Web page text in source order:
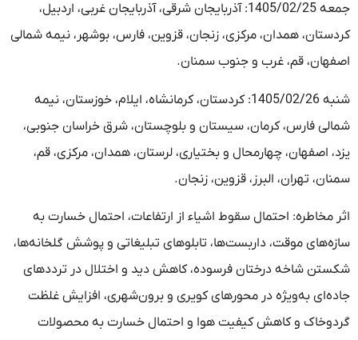
جمعه 1405/02/25: آذربایجان شرقی، آذربایجان غربی، اردبیل،
کردستان، همدان، مرکزی، زنجان، قزوین، فارس، بوشهر، نیمه شمالی
اصفهان، قم، غرب و جنوب سمنان.
شنبه 1405/02/26: کردستان، کرمانشاه، ایلام، خوزستان، نیمه
شمالی فارس، کرمان، سیستان و بلوچستان، شرق خراسان جنوبی،
یزد، اصفهان، چهارمحال و بختیاری، لرستان، همدان، مرکزی، قم،
سمنان، تهران، البرز، قزوین، زنجان.
اثر مخاطره: احتمال سقوط اشیاء از ارتفاعات، احتمال خسارت به
سازه‌های موقت، داربست‌ها، تابلوهای تبلیغاتی و پوشش گلخانه‌ها،
شکستن شاخه درختان فرسوده، کاهش دید و اختلال در ترددهای
جاده‌ای به‌ویژه در محورهای کویری و برون‌شهری، افزایش غلظت
گردوخاک و کاهش کیفیت هوا و احتمال خسارت به محصولات